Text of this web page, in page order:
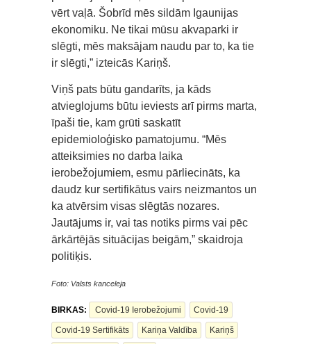
vērt vaļā. Šobrīd mēs sildām Igaunijas
ekonomiku. Ne tikai mūsu akvaparki ir
slēgti, mēs maksājam naudu par to, ka tie
ir slēgti,” izteicās Kariņš.
Viņš pats būtu gandarīts, ja kāds
atvieglojums būtu ieviests arī pirms marta,
īpaši tie, kam grūti saskatīt
epidemioloģisko pamatojumu. “Mēs
atteiksimies no darba laika
ierobežojumiem, esmu pārliecināts, ka
daudz kur sertifikātus vairs neizmantos un
ka atvērsim visas slēgtās nozares.
Jautājums ir, vai tas notiks pirms vai pēc
ārkārtējās situācijas beigām,” skaidroja
politiķis.
Foto: Valsts kanceleja
BIRKAS: Covid-19 Ierobežojumi Covid-19
Covid-19 Sertifikāts Kariņa Valdība Kariņš